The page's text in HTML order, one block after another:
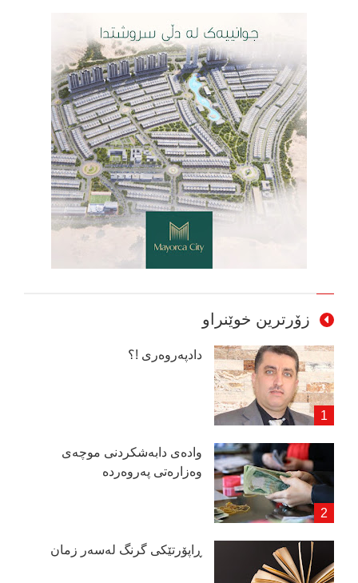
زۆرترین خوێنراو
دادپەروەری !؟
وادەی دابەشكردنی موچەی
وەزارەتی پەروەردە
ڕاپۆرتێكی گرنگ لەسەر زمان